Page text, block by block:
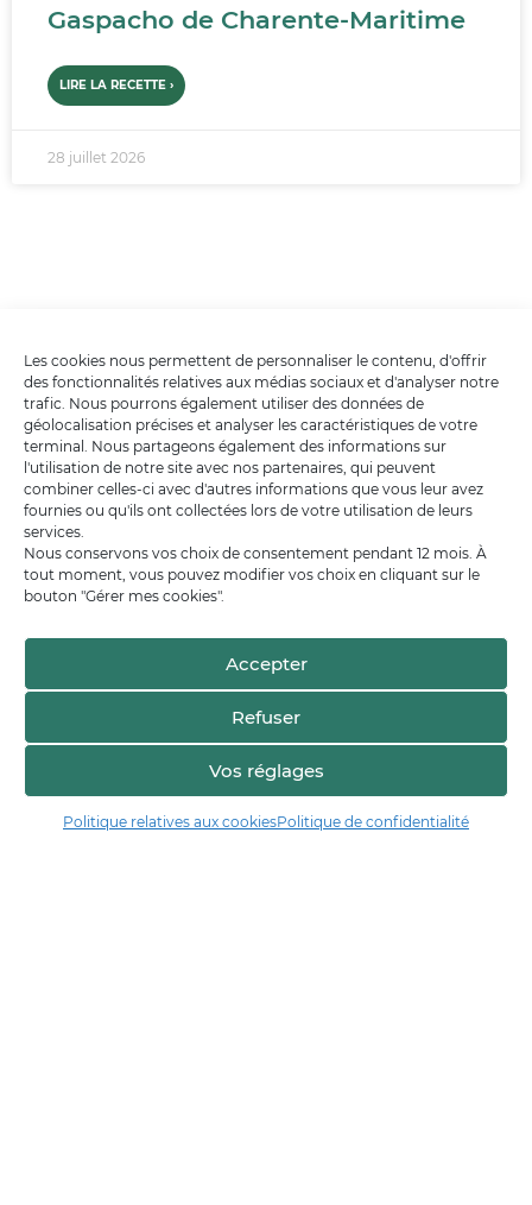
Les cookies nous permettent de personnaliser le contenu, d'offrir
des fonctionnalités relatives aux médias sociaux et d'analyser notre
trafic. Nous pourrons également utiliser des données de
géolocalisation précises et analyser les caractéristiques de votre
terminal. Nous partageons également des informations sur
l'utilisation de notre site avec nos partenaires, qui peuvent
combiner celles-ci avec d'autres informations que vous leur avez
fournies ou qu'ils ont collectées lors de votre utilisation de leurs
services.
Nous conservons vos choix de consentement pendant 12 mois. À
tout moment, vous pouvez modifier vos choix en cliquant sur le
bouton "Gérer mes cookies".
Accepter
Refuser
Vos réglages
Politique relatives aux cookiesPolitique de confidentialité
Gaspacho de Charente-Maritime
LIRE LA RECETTE ›
28 juillet 2026